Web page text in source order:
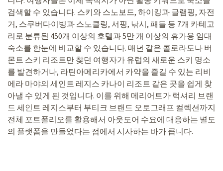
검색할 수 있습니다. 스키와 스노보드, 하이킹과 글램핑, 자전
거, 스쿠버다이빙과 스노클링, 서핑, 낚시, 패들 등 7개 카테고
리로 분류된 450개 이상의 호텔과 5만 개 이상의 휴가용 임대
숙소를 한눈에 비교할 수 있습니다. 매년 같은 콜로라도나 버
몬트 스키 리조트만 찾던 여행자가 유럽의 새로운 스키 명소
를 발견하거나, 라틴아메리카에서 카약을 즐길 수 있는 리비
에라 마야의 세인트 레지스 카나이 리조트 같은 곳을 쉽게 찾
아낼 수 있게 된 것입니다. 이를 위해 메리어트가 럭셔리 브랜
드 세인트 레지스부터 부티크 브랜드 오토그래프 컬렉션까지
전체 포트폴리오를 활용해서 아웃도어 수요에 대응하는 별도
의 플랫폼을 만들었다는 점에서 시사하는 바가 큽니다.